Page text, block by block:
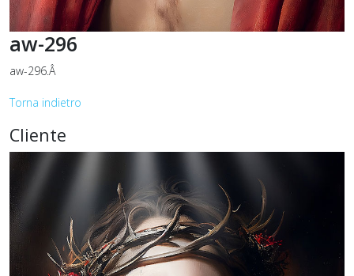
aw-296
aw-296.Â
Torna indietro
Cliente